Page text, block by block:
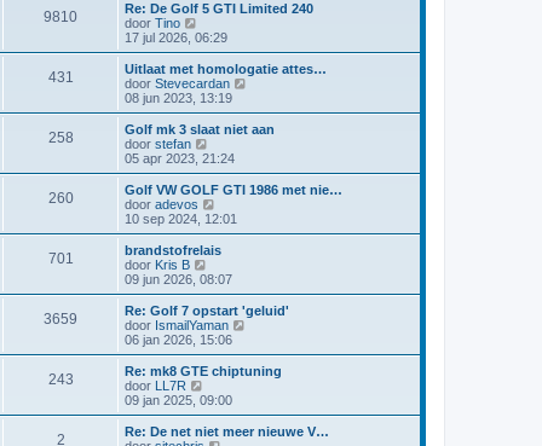
e
e
r
i
c
h
t
a
t
s
e
b
e
r
i
c
h
t
i
k
a
t
s
e
b
e
r
i
c
h
t
9810
Re: De Golf 5 GTI Limited 240
door Tino
e
k
i
j
k
a
a
t
s
e
b
e
r
i
c
h
t
17 jul 2026, 06:29
431
Uitlaat met homologatie attes…
door Stevecardan
k
i
a
a
r
i
t
08 jun 2023, 13:19
258
Golf mk 3 slaat niet aan
door stefan
e
k
i
j
k
a
a
t
s
e
b
e
r
h
t
05 apr 2023, 21:24
260
Golf VW GOLF GTI 1986 met nie…
door adevos
e
k
i
k
a
a
t
s
e
e
r
i
10 sep 2024, 12:01
701
brandstofrelais
door Kris B
e
k
i
j
k
a
a
t
s
e
09 jun 2026, 08:07
3659
Re: Golf 7 opstart 'geluid'
door IsmailYaman
k
i
a
06 jan 2026, 15:06
243
Re: mk8 GTE chiptuning
door LL7R
e
k
i
09 jan 2025, 09:00
2
Re: De net niet meer nieuwe V…